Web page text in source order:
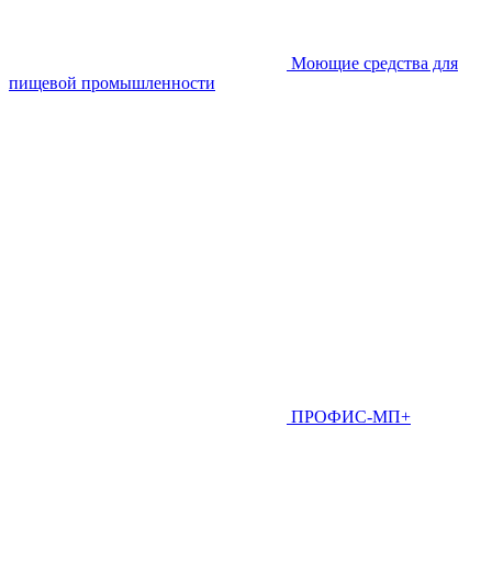
Моющие средства для
пищевой промышленности
ПРОФИС-МП+